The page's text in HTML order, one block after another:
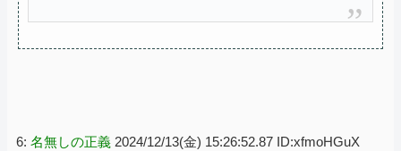
6: 名無しの正義 2024/12/13(金) 15:26:52.87 ID:xfmoHGuX